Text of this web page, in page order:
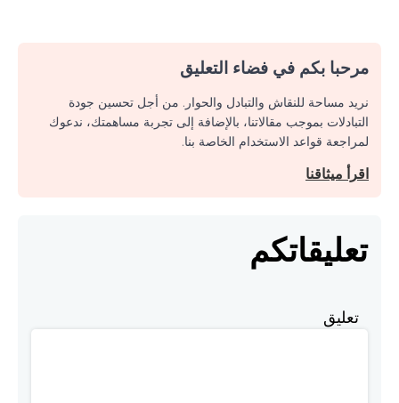
مرحبا بكم في فضاء التعليق
نريد مساحة للنقاش والتبادل والحوار. من أجل تحسين جودة
التبادلات بموجب مقالاتنا، بالإضافة إلى تجربة مساهمتك، ندعوك
لمراجعة قواعد الاستخدام الخاصة بنا.
اقرأ ميثاقنا
تعليقاتكم
تعليق